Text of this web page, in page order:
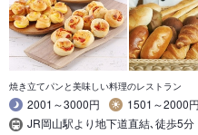
焼き立てパンと美味しい料理のレストラン
2001～3000円
1501～2000円
JR岡山駅より地下道直結､徒歩5分